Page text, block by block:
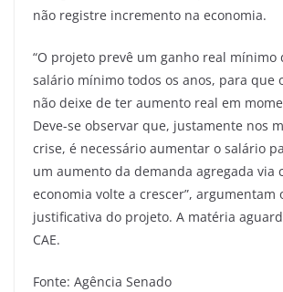
não registre incremento na economia.
“O projeto prevê um ganho real mínimo
salário mínimo todos os anos, para que
não deixe de ter aumento real em
Deve-se observar que, justamente nos
crise, é necessário aumentar o salário
um aumento da demanda agregada via
economia volte a crescer”, argumentam
justificativa do projeto. A matéria
CAE.
Fonte: Agência Senado